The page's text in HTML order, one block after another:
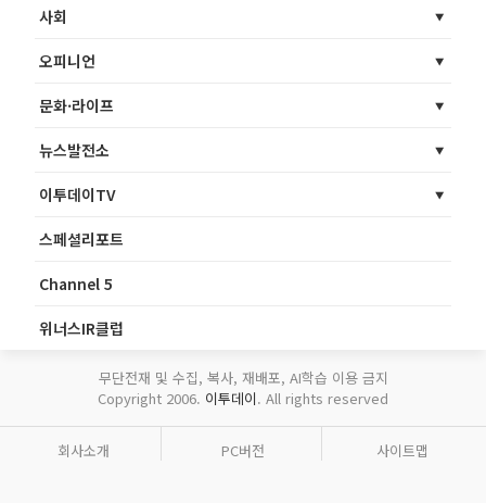
사회
오피니언
문화·라이프
뉴스발전소
이투데이TV
스페셜리포트
Channel 5
위너스IR클럽
무단전재 및 수집, 복사, 재배포, AI학습 이용 금지
Copyright 2006. 이투데이. All rights reserved
회사소개 PC버전 사이트맵